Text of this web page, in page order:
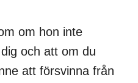
om hon inte
och att om du
att försvinna från